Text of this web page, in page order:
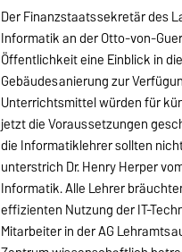
Der Finanzstaatssekretär des
Informatik an der Otto-von-
Öffentlichkeit eine Einblick in
Gebäudesanierung zur
Unterrichtsmittel würden für
jetzt die Voraussetzungen
die Informatiklehrer sollten
unterstrich Dr. Henry Herper
Informatik. Alle Lehrer
effizienten Nutzung der IT-
Mitarbeiter in der AG